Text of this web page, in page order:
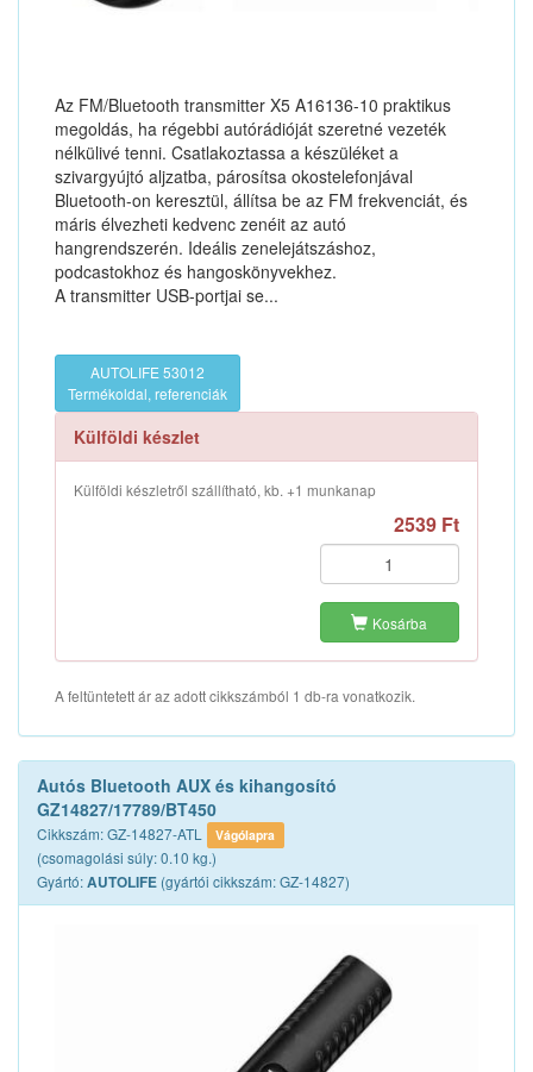
Az FM/Bluetooth transmitter X5 A16136-10 praktikus
megoldás, ha régebbi autórádióját szeretné vezeték
nélkülivé tenni. Csatlakoztassa a készüléket a
szivargyújtó aljzatba, párosítsa okostelefonjával
Bluetooth-on keresztül, állítsa be az FM frekvenciát, és
máris élvezheti kedvenc zenéit az autó
hangrendszerén. Ideális zenelejátszáshoz,
podcastokhoz és hangoskönyvekhez.
A transmitter USB-portjai se...
AUTOLIFE 53012
Termékoldal, referenciák
Külföldi készlet
Külföldi készletről szállítható, kb. +1 munkanap
2539 Ft
Kosárba
A feltüntetett ár az adott cikkszámból 1 db-ra vonatkozik.
Autós Bluetooth AUX és kihangosító
GZ14827/17789/BT450
Cikkszám: GZ-14827-ATL Vágólapra
(csomagolási súly: 0.10 kg.)
Gyártó:AUTOLIFE (gyártói cikkszám: GZ-14827)